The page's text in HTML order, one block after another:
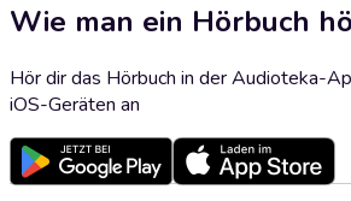
Wie man ein Hörbuch
Hör dir das Hörbuch in der Audioteka-
iOS-Geräten an